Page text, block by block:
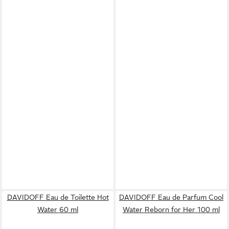
DAVIDOFF Eau de Toilette Hot
Water 60 ml
DAVIDOFF Eau de Parfum Cool
Water Reborn for Her 100 ml